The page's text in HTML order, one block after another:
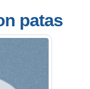
patas